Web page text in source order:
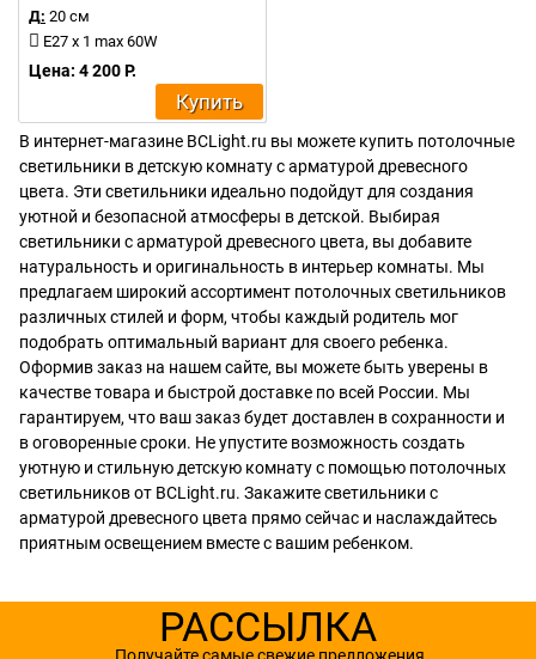
Д: 20 см
E27 x 1 max 60W
Цена: 4 200 Р.
Купить
В интернет-магазине BCLight.ru вы можете купить потолочные
светильники в детскую комнату с арматурой древесного
цвета. Эти светильники идеально подойдут для создания
уютной и безопасной атмосферы в детской. Выбирая
светильники с арматурой древесного цвета, вы добавите
натуральность и оригинальность в интерьер комнаты. Мы
предлагаем широкий ассортимент потолочных светильников
различных стилей и форм, чтобы каждый родитель мог
подобрать оптимальный вариант для своего ребенка.
Оформив заказ на нашем сайте, вы можете быть уверены в
качестве товара и быстрой доставке по всей России. Мы
гарантируем, что ваш заказ будет доставлен в сохранности и
в оговоренные сроки. Не упустите возможность создать
уютную и стильную детскую комнату с помощью потолочных
светильников от BCLight.ru. Закажите светильники с
арматурой древесного цвета прямо сейчас и наслаждайтесь
приятным освещением вместе с вашим ребенком.
РАССЫЛКА